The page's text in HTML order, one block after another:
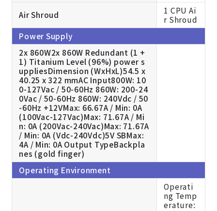
Air Shroud
1 CPU Ai
r Shroud
Power Supply
2x 860W2x 860W Redundant (1 +
1) Titanium Level (96%) power s
uppliesDimension (WxHxL)54.5 x
40.25 x 322 mmAC Input800W: 10
0-127Vac / 50-60Hz 860W: 200-24
0Vac / 50-60Hz 860W: 240Vdc / 50
-60Hz +12VMax: 66.67A / Min: 0A
(100Vac-127Vac)Max: 71.67A / Mi
n: 0A (200Vac-240Vac)Max: 71.67A
/ Min: 0A (Vdc-240Vdc)5V SBMax:
4A / Min: 0A Output TypeBackpla
nes (gold finger)
Operating Environment
Operati
ng Temp
erature: